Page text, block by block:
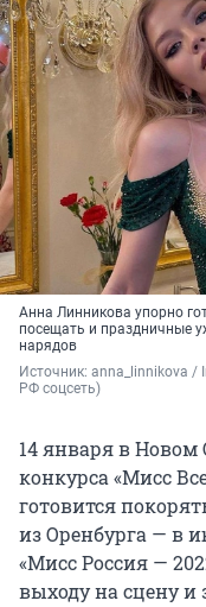
Анна Линникова упорно
посещать и праздничные
нарядов
Источник: anna_linnikova /
РФ соцсеть)
14 января в
конкурса «Мисс
готовится
из Оренбурга — в
«Мисс Россия —
выходу на сцену и